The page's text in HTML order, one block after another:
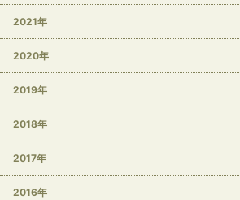
2021年
2020年
2019年
2018年
2017年
2016年